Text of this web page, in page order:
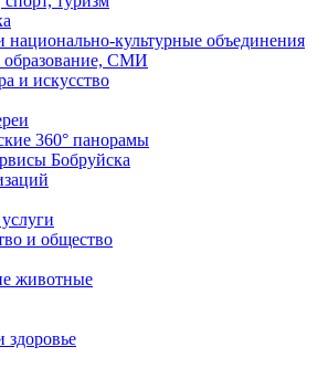
национально-культурные объединения
образование, СМИ
и искусство
360° панорамы
Бобруйска
и общество
животные
здоровье